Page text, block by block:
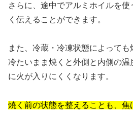
さらに、途中でアルミホイルを
く伝えることができます。
また、冷蔵・冷凍状態によっても
冷たいまま焼くと外側と内側の
に火が入りにくくなります。
焼く前の状態を整えることも、焦